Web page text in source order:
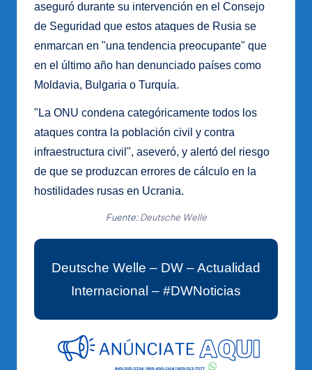
aseguró durante su intervención en el Consejo
de Seguridad que estos ataques de Rusia se
enmarcan en "una tendencia preocupante" que
en el último año han denunciado países como
Moldavia, Bulgaria o Turquía.
"La ONU condena categóricamente todos los
ataques contra la población civil y contra
infraestructura civil", aseveró, y alertó del riesgo
de que se produzcan errores de cálculo en la
hostilidades rusas en Ucrania.
Fuente:Deutsche Welle
Deutsche Welle – DW – Actualidad
Internacional – #DWNoticias